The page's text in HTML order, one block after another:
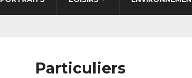
Particuliers